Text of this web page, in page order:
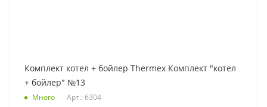
Комплект котел + бойлер Thermex Комплект "котел
+ бойлер" №13
Много Арт.: 6304